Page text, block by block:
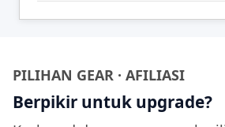
PILIHAN GEAR · AFILIASI
Berpikir untuk upgrade?